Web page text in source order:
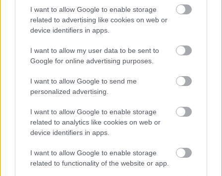
I want to allow Google to enable storage
related to advertising like cookies on web or
device identifiers in apps.
I want to allow my user data to be sent to
Google for online advertising purposes.
I want to allow Google to send me
personalized advertising.
I want to allow Google to enable storage
related to analytics like cookies on web or
device identifiers in apps.
I want to allow Google to enable storage
related to functionality of the website or app.